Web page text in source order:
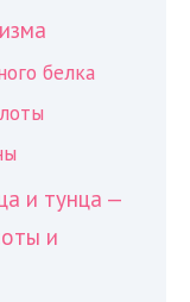
белка
и тунца —
и